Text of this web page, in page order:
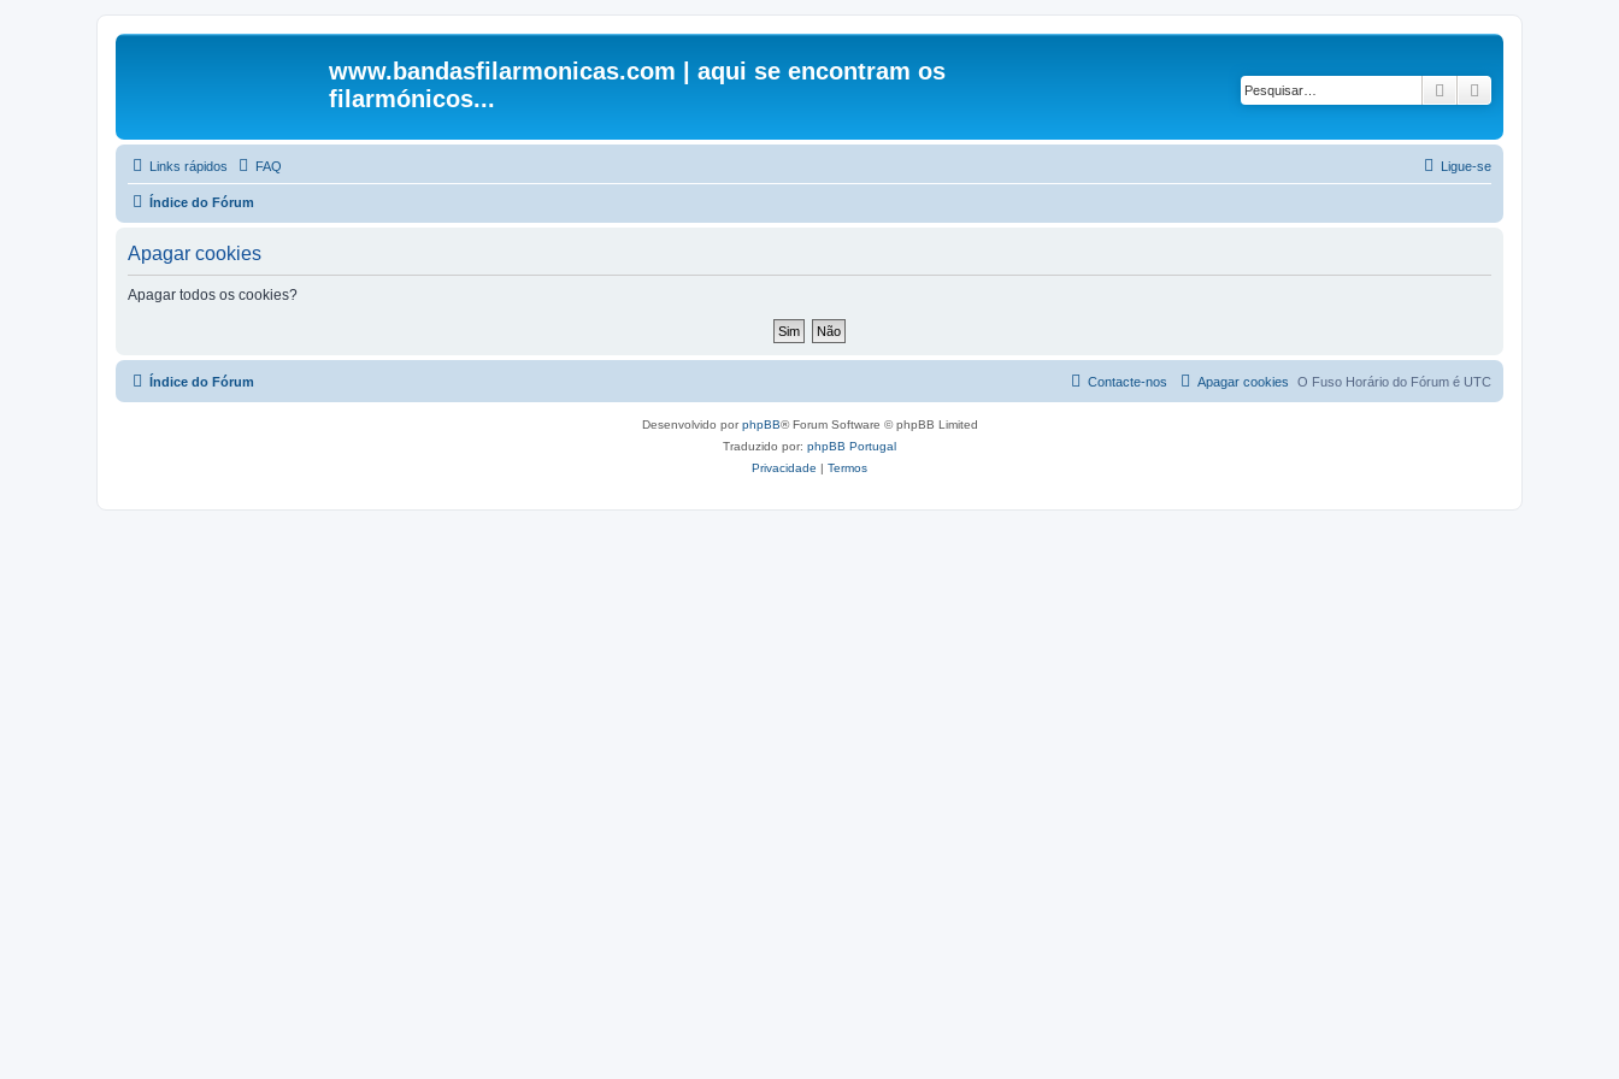
www.bandasfilarmonicas.com | aqui se encontram os
filarmónicos...
Pesquisar
Links rápidos FAQ Ligue-se
Índice do Fórum
Apagar cookies
Apagar todos os cookies?
Índice do Fórum O Fuso Horário do Fórum é UTC
Apagar cookies
Contacte-nos
Desenvolvido porphpBB® Forum Software © phpBB Limited
Traduzido por: phpBB Portugal
Privacidade | Termos